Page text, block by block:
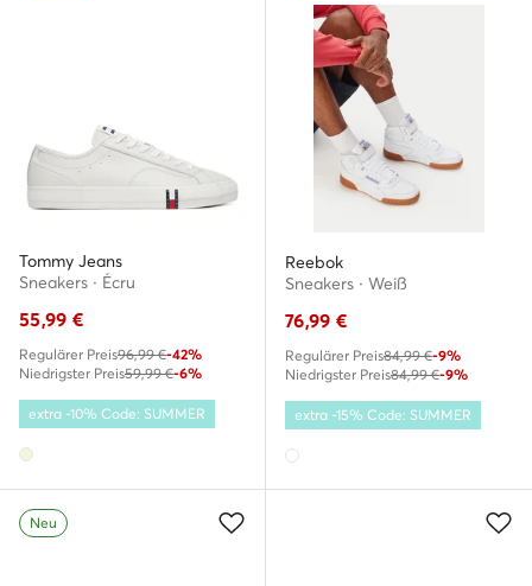
Tommy Jeans
Sneakers · Écru
55,99 €
Regulärer Preis96,99 €-42%
Niedrigster Preis59,99 €-6%
extra -10% Code: SUMMER
Reebok
Sneakers · Weiß
76,99 €
Regulärer Preis84,99 €-9%
Niedrigster Preis84,99 €-9%
extra -15% Code: SUMMER
Neu